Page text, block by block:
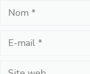
Nom
Site